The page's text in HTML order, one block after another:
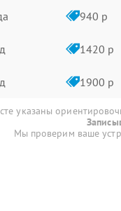
940 р
1420 р
1900 р
указаны
Мы проверим ваше